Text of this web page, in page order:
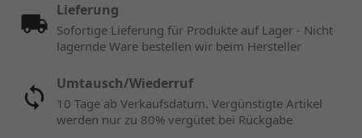
Lieferung
Sofortige Lieferung für Produkte auf Lager - Nicht
lagernde Ware bestellen wir beim Hersteller
Umtausch/Wiederruf
10 Tage ab Verkaufsdatum. Vergünstigte Artikel
werden nur zu 80% vergütet bei Rückgabe